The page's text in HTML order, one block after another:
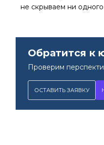
не скрываем ни
Обратится к
Проверим
ОСТАВИТЬ ЗАЯВКУ